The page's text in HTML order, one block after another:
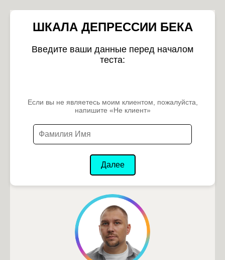
ШКАЛА ДЕПРЕССИИ БЕКА
Введите ваши данные перед началом
теста:
Если вы не являетесь моим клиентом, пожалуйста,
напишите «Не клиент»
Далее